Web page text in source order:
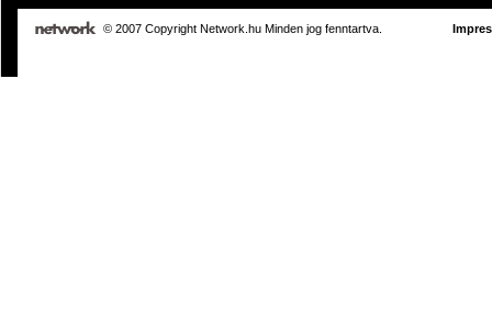
© 2007 Copyright Network.hu Minden jog fenntartva.